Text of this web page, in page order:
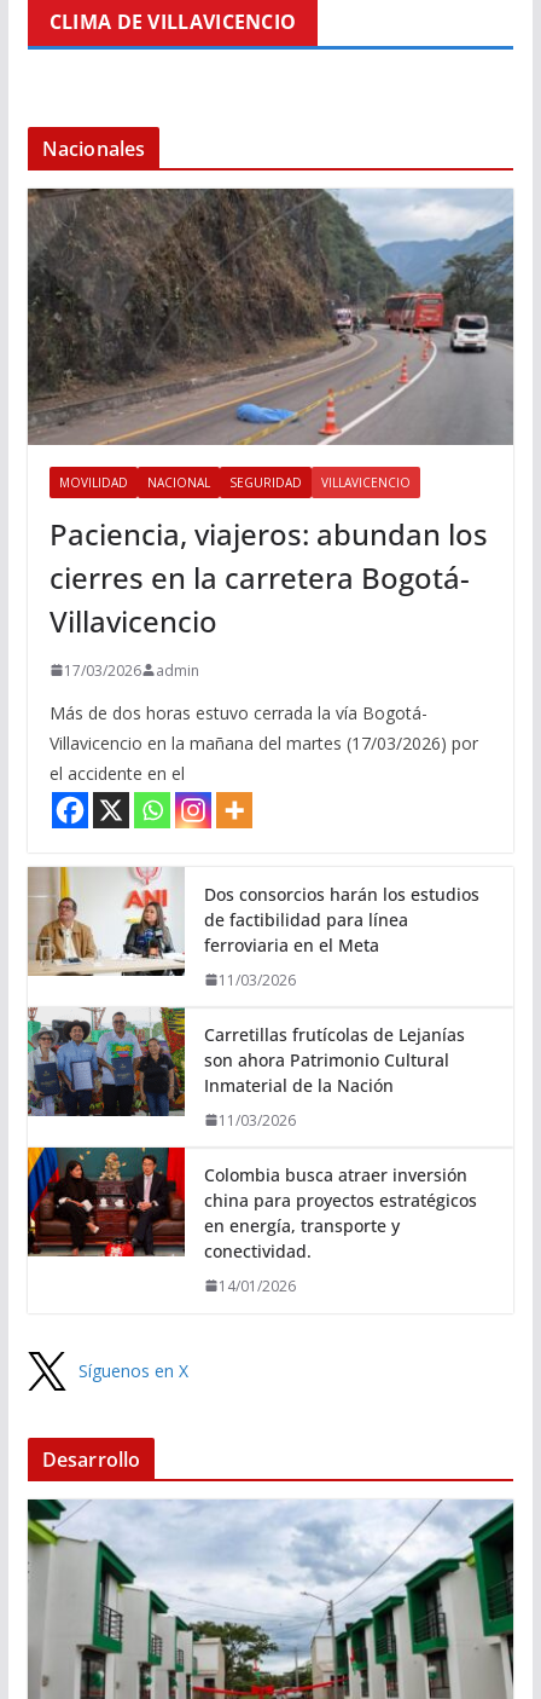
CLIMA DE VILLAVICENCIO
Nacionales
MOVILIDAD NACIONAL SEGURIDAD VILLAVICENCIO
Paciencia, viajeros: abundan los
cierres en la carretera Bogotá-
Villavicencio
17/03/2026 admin
Más de dos horas estuvo cerrada la vía Bogotá-
Villavicencio en la mañana del martes (17/03/2026) por
el accidente en el
Dos consorcios harán los estudios
de factibilidad para línea
ferroviaria en el Meta
11/03/2026
Carretillas frutícolas de Lejanías
son ahora Patrimonio Cultural
Inmaterial de la Nación
11/03/2026
Colombia busca atraer inversión
china para proyectos estratégicos
en energía, transporte y
conectividad.
14/01/2026
Síguenos en X
Desarrollo